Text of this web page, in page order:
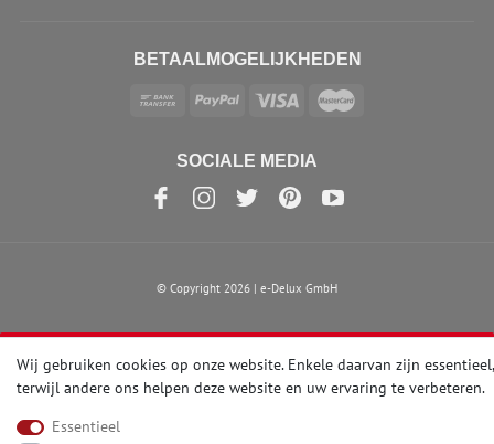
BETAALMOGELIJKHEDEN
SOCIALE MEDIA
© Copyright 2026 | e-Delux GmbH
Wij gebruiken cookies op onze website. Enkele daarvan zijn essentieel,
terwijl andere ons helpen deze website en uw ervaring te verbeteren.
Essentieel